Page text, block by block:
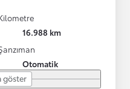
16.988 km
Otomatik
göster